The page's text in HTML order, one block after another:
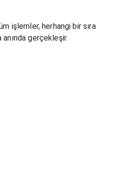
işlemler, herhangi bir sıra
anında gerçekleşir.